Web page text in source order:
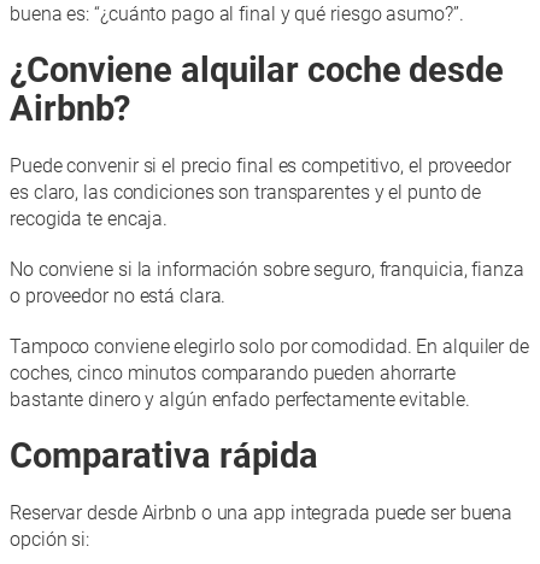
buena es: “¿cuánto pago al final y qué riesgo asumo?”.
¿Conviene alquilar coche desde
Airbnb?
Puede convenir si el precio final es competitivo, el proveedor
es claro, las condiciones son transparentes y el punto de
recogida te encaja.
No conviene si la información sobre seguro, franquicia, fianza
o proveedor no está clara.
Tampoco conviene elegirlo solo por comodidad. En alquiler de
coches, cinco minutos comparando pueden ahorrarte
bastante dinero y algún enfado perfectamente evitable.
Comparativa rápida
Reservar desde Airbnb o una app integrada puede ser buena
opción si: